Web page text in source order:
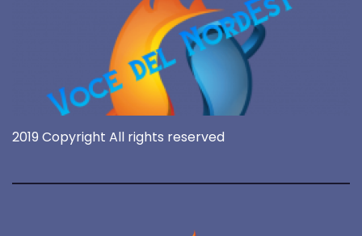
2019 Copyright All rights reserved